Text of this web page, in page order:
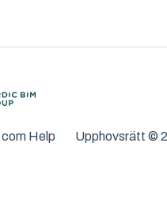
Help
Upphovsrätt ©